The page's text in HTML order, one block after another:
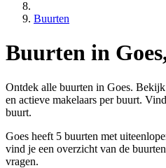
Buurten
Buurten in
Ontdek alle buurten in Goes.
en actieve makelaars per buurt.
buurt.
Goes heeft 5 buurten met
vind je een overzicht van de
vragen.